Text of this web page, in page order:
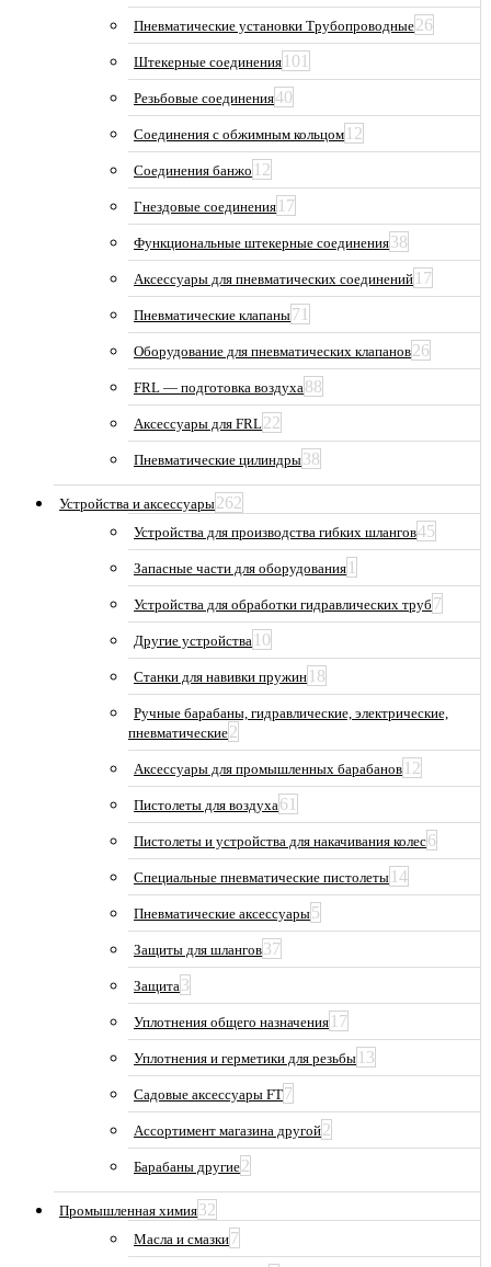
Пневматические установки Трубопроводные26
Штекерные соединения 101
Резьбовые соединения40
Соединения с обжимным кольцом 12
Соединения банжо 12
Гнездовые соединения 17
Функциональные штекерные соединения38
Аксессуары для пневматических соединений 17
Пневматические клапаны71
Оборудование для пневматических клапанов26
FRL — подготовка воздуха88
Аксессуары для FRL22
Пневматические цилиндры38
Устройства и аксессуары262
Устройства для производства гибких шлангов45
Запасные части для оборудования 1
Устройства для обработки гидравлических труб 7
Другие устройства 10
Станки для навивки пружин 18
Ручные барабаны, гидравлические, электрические,
пневматические2
Аксессуары для промышленных барабанов 12
Пистолеты для воздуха61
Пистолеты и устройства для накачивания колес6
Специальные пневматические пистолеты 14
Пневматические аксессуары5
Защиты для шлангов37
Защита3
Уплотнения общего назначения 17
Уплотнения и герметики для резьбы 13
Садовые аксессуары FT7
Ассортимент магазина другой2
Барабаны другие2
Промышленная химия32
Масла и смазки7